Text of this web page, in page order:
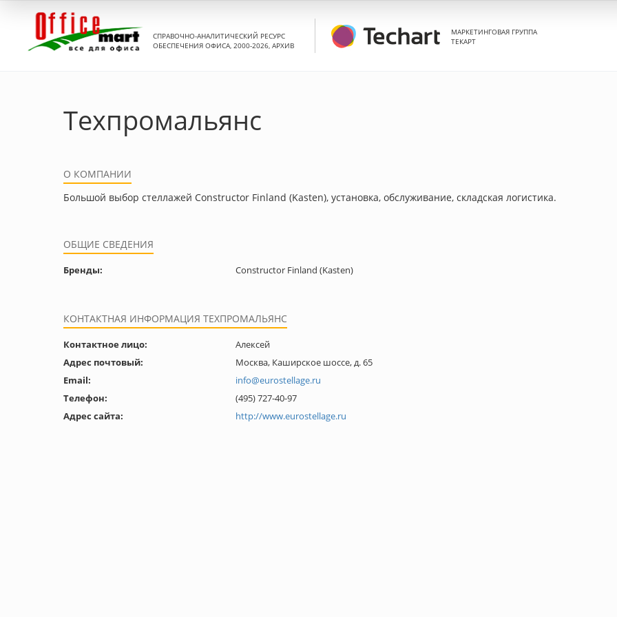
СПРАВОЧНО-АНАЛИТИЧЕСКИЙ РЕСУРС
ОБЕСПЕЧЕНИЯ ОФИСА, 2000-2026, АРХИВ
МАРКЕТИНГОВАЯ ГРУППА
ТЕКАРТ
Техпромальянс
О КОМПАНИИ
Большой выбор стеллажей Constructor Finland (Kasten), установка, обслуживание, складская логистика.
ОБЩИЕ СВЕДЕНИЯ
Бренды: Constructor Finland (Kasten)
КОНТАКТНАЯ ИНФОРМАЦИЯ ТЕХПРОМАЛЬЯНС
Контактное лицо:
Алексей
Адрес почтовый:
Москва, Каширское шоссе, д. 65
Email:
info@eurostellage.ru
Телефон:
(495) 727-40-97
Адрес сайта:
http://www.eurostellage.ru